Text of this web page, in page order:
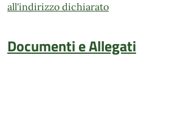
all'indirizzo dichiarato
Documenti e Allegati